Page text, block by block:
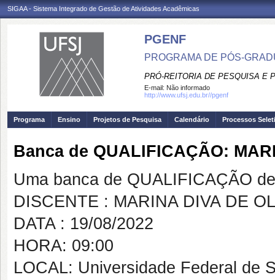
SIGAA - Sistema Integrado de Gestão de Atividades Acadêmicas
PGENF
PROGRAMA DE PÓS-
PRÓ-REITORIA DE PESQUISA E
E-mail: Não informado
http://www.ufsj.edu.br//pgenf
Programa Ensino Projetos de Pesquisa Calendário Processos
Banca de QUALIFICAÇÃO:
Uma banca de QUALIFICAÇÃO
DISCENTE : MARINA DIVA DE
DATA : 19/08/2022
HORA: 09:00
LOCAL: Universidade Federal de